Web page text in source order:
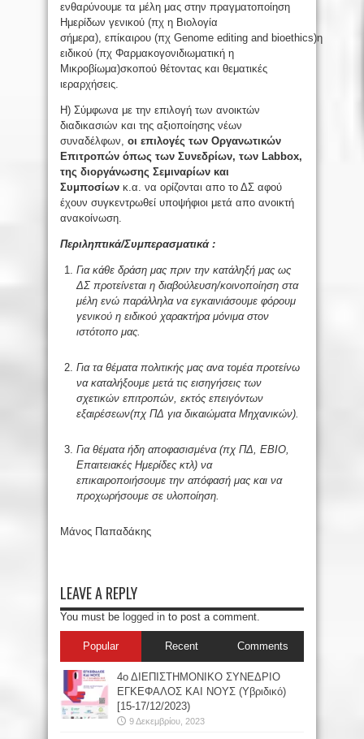
ενθαρύνουμε τα μέλη μας στην πραγματοποίηση
Ημερίδων γενικού (πχ η Βιολογία
σήμερα), επίκαιρου (πχ Genome editing and bioethics)η
ειδικού (πχ Φαρμακογονιδιωματική η
Μικροβίωμα)σκοπού θέτοντας και θεματικές
ιεραρχήσεις.
Η) Σύμφωνα με την επιλογή των ανοικτών
διαδικασιών και της αξιοποίησης νέων
συναδέλφων, οι επιλογές των Οργανωτικών
Επιτροπών όπως των Συνεδρίων, των Labbox,
της διοργάνωσης Σεμιναρίων και
Συμποσίων κ.α. να ορίζονται απο το ΔΣ αφού
έχουν συγκεντρωθεί υποψήφιοι μετά απο ανοικτή
ανακοίνωση.
Περιληπτικά/Συμπερασματικά:
Για κάθε δράση μας πριν την κατάληξή μας ως
ΔΣ προτείνεται η διαβούλευση/κοινοποίηση στα
μέλη ενώ παράλληλα να εγκαινιάσουμε φόρουμ
γενικού η ειδικού χαρακτήρα μόνιμα στον
ιστότοπο μας.
Για τα θέματα πολιτικής μας ανα τομέα προτείνω
να καταλήξουμε μετά τις εισηγήσεις των
σχετικών επιτροπών, εκτός επειγόντων
εξαιρέσεων(πχ ΠΔ για δικαιώματαΜηχανικών).
Για θέματα ήδη αποφασισμένα (πχ ΠΔ, ΕΒΙΟ,
Επαιτειακές Ημερίδες κτλ) να
επικαιροποιήσουμε την απόφασή μας και να
προχωρήσουμε σε υλοποίηση.
Μάνος Παπαδάκης
LEAVE A REPLY
You must be logged in to post a comment.
Popular Recent Comments
4ο ΔΙΕΠΙΣΤΗΜΟΝΙΚΟ ΣΥΝΕΔΡΙΟ
ΕΓΚΕΦΑΛΟΣ ΚΑΙ ΝΟΥΣ (Υβριδικό)
[15-17/12/2023)
9 Δεκεμβρίου, 2023